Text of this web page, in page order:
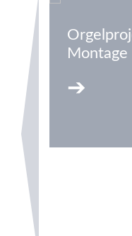
Montage
➔